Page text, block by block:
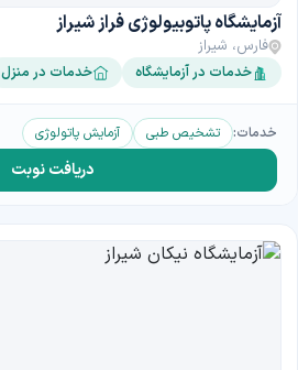
آزمایشگاه پاتوبیولوژی فراز شیراز
فارس، شیراز
خدمات در آزمایشگاه خدمات در منزل
خدمات: تشخیص طبی آزمایش پاتولوژی
دریافت نوبت